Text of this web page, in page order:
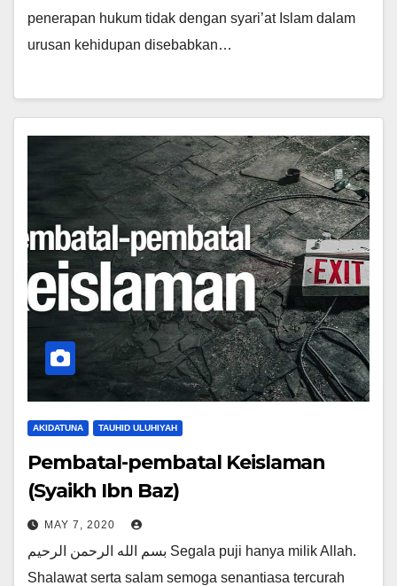
penerapan hukum tidak dengan syari’at Islam dalam
urusan kehidupan disebabkan…
AKIDATUNA TAUHID ULUHIYAH
Pembatal-pembatal Keislaman
(Syaikh Ibn Baz)
MAY 7, 2020
بسم الله الرحمن الرحيم Segala puji hanya milik Allah.
Shalawat serta salam semoga senantiasa tercurah